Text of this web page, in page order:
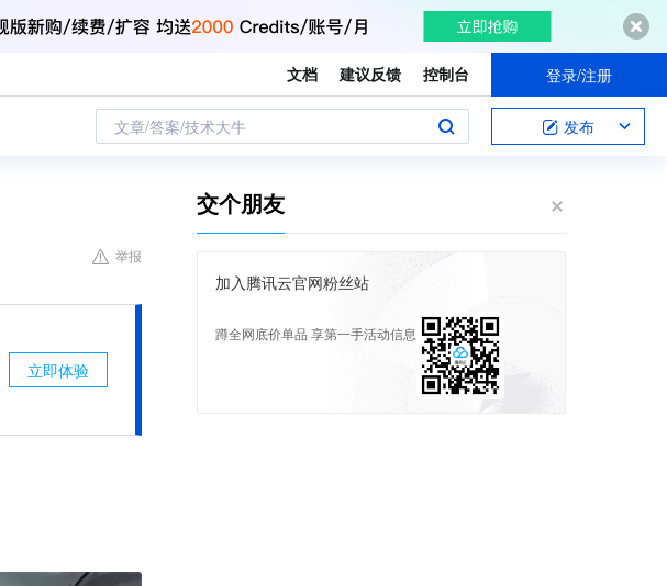
文档 建议反馈 控制台 登录/注册
文章/答案/技术大牛 发布
举报
立即体验
交个朋友
加入腾讯云官网粉丝站
蹲全网底价单品 享第一手活动信息